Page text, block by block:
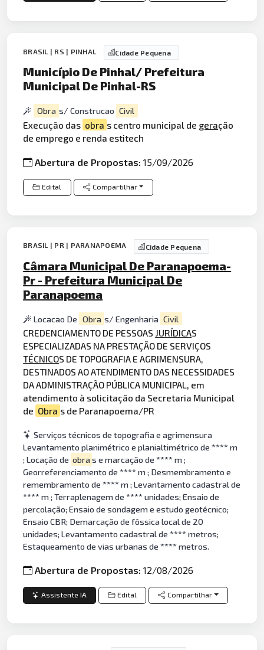
BRASIL | RS | PINHAL Cidade Pequena
Município De Pinhal/ Prefeitura
Municipal De Pinhal-RS
Obra s/ Construcao Civil
Execução das obra s centro municipal de geração
de emprego e renda estitech
Abertura de Propostas:15/09/2026
Edital Compartilhar
BRASIL | PR | PARANAPOEMA Cidade Pequena
Câmara Municipal De Paranapoema-
Pr - Prefeitura Municipal De
Paranapoema
Locacao De Obra s/ Engenharia Civil
CREDENCIAMENTO DE PESSOAS JURÍDICAS
ESPECIALIZADAS NA PRESTAÇÃO DE SERVIÇOS
TÉCNICOS DE TOPOGRAFIA E AGRIMENSURA,
DESTINADOS AO ATENDIMENTO DAS NECESSIDADES
DA ADMINISTRAÇÃO PÚBLICA MUNICIPAL, em
atendimento à solicitação da Secretaria Municipal
de Obra s de Paranapoema/PR
Serviços técnicos de topografia e agrimensura
Levantamento planimétrico e planialtimétrico de **** m
; Locação de obras e marcação de **** m ;
Georreferenciamento de **** m ; Desmembramento e
remembramento de **** m ; Levantamento cadastral de
**** m ; Terraplenagem de **** unidades; Ensaio de
percolação; Ensaio de sondagem e estudo geotécnico;
Ensaio CBR; Demarcação de fôssica local de 20
unidades; Levantamento cadastral de **** metros;
Estaqueamento de vias urbanas de **** metros.
Abertura de Propostas:12/08/2026
Assistente IA Edital Compartilhar